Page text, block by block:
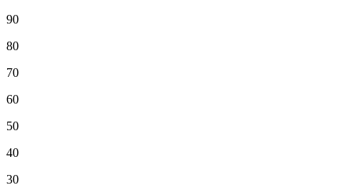
90
80
70
60
50
40
30